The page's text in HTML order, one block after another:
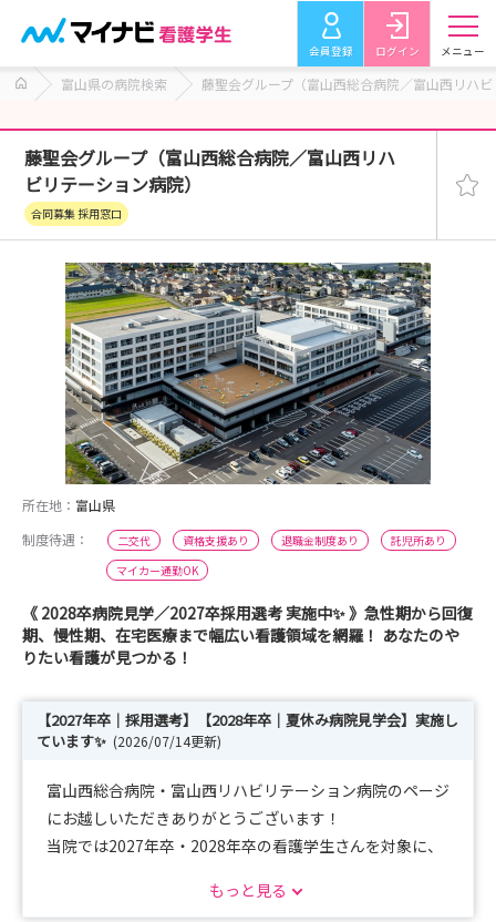
会員登録 ログイン メニュー
富山県の病院検索 藤聖会グループ（富山西総合病院／富山西リハ
藤聖会グループ（富山西総合病院／富山西リハ
ビリテーション病院）
合同募集 採用窓口
所在地： 富山県
制度待遇：
二交代 資格支援あり 退職金制度あり
託児所あり
マイカー通勤OK
《 2028卒病院見学／2027卒採用選考 実施中✨ 》急性期から回復
期、慢性期、在宅医療まで幅広い看護領域を網羅！ あなたのや
りたい看護が見つかる！
【2027年卒│採用選考】【2028年卒│夏休み病院見学会】実施し
ています✨ (2026/07/14更新)
富山西総合病院・富山西リハビリテーション病院のページ
にお越しいただきありがとうございます！
当院では2027年卒・2028年卒の看護学生さんを対象に、
もっと見る